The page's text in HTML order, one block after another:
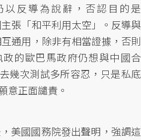
反導為說辭，否認目的是
張「和平利用太空」。反導與
通用，除非有相當證據，否則
的歐巴馬政府仍想與中國合
幾次測試多所容忍，只是私底
意正面譴責。
美國國務院發出聲明，強調這